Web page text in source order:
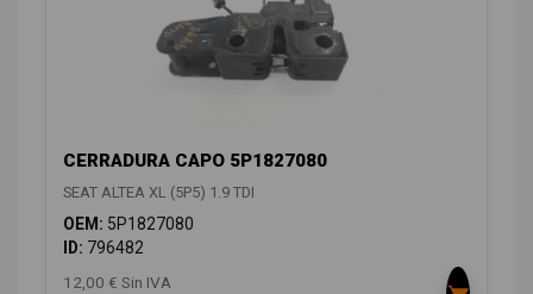
CERRADURA CAPO 5P1827080
SEAT ALTEA XL (5P5) 1.9 TDI
OEM: 5P1827080
ID: 796482
12,00 € Sin IVA